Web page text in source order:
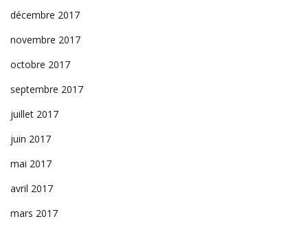
décembre 2017
novembre 2017
octobre 2017
septembre 2017
juillet 2017
juin 2017
mai 2017
avril 2017
mars 2017